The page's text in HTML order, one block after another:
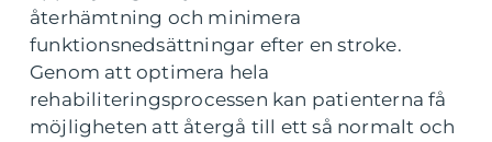
återhämtning och minimera
funktionsnedsättningar efter en stroke.
Genom att optimera hela
rehabiliteringsprocessen kan patienterna få
möjligheten att återgå till ett så normalt och